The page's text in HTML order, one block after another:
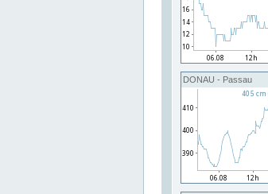
DONAU - Passau